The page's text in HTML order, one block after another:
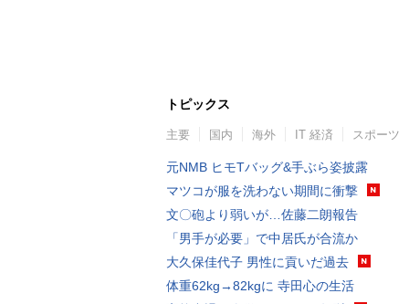
トピックス
主要 国内 海外 IT 経済 スポーツ
元NMB ヒモTバッグ&手ぶら姿披露
マツコが服を洗わない期間に衝撃
文〇砲より弱いが…佐藤二朗報告
「男手が必要」で中居氏が合流か
大久保佳代子 男性に貢いだ過去
体重62kg→82kgに 寺田心の生活